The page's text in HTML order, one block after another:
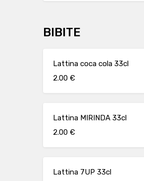
BIBITE
Lattina coca cola 33cl
2.00 €
Lattina MIRINDA 33cl
2.00 €
Lattina 7UP 33cl